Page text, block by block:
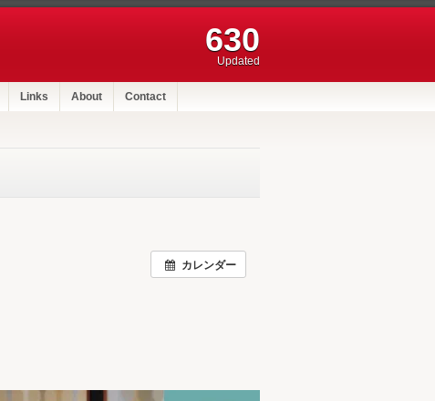
630
Updated
Links About Contact
カレンダー